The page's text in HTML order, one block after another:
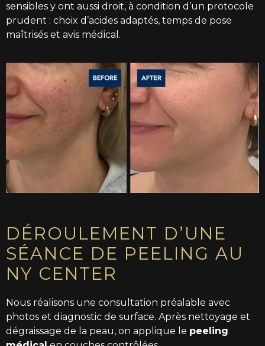
sensibles y ont aussi droit, à condition d’un protocole
prudent : choix d’acides adaptés, temps de pose
maîtrisés et avis médical.
DÉROULEMENT D’UNE
SÉANCE DE PEELING AU
NY CENTER
Nous réalisons une consultation préalable avec
photos et diagnostic de surface. Après nettoyage et
dégraissage de la peau, on applique le peeling